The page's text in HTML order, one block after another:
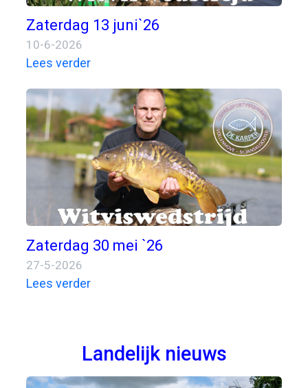
Zaterdag 13 juni`26
10-6-2026
Lees verder
Zaterdag 30 mei `26
27-5-2026
Lees verder
Landelijk nieuws